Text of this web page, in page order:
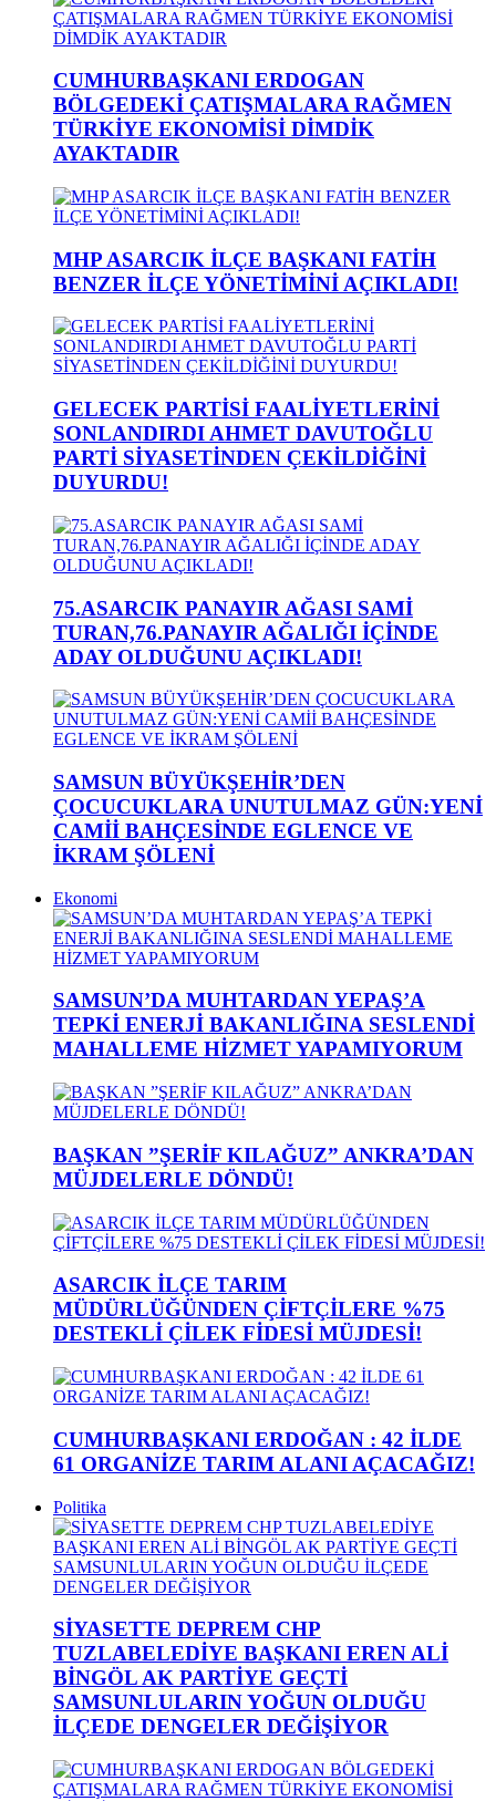
CUMHURBAŞKANI ERDOGAN
BÖLGEDEKİ ÇATIŞMALARA RAĞMEN
TÜRKİYE EKONOMİSİ DİMDİK
AYAKTADIR
MHP ASARCIK İLÇE BAŞKANI FATİH
BENZER İLÇE YÖNETİMİNİ AÇIKLADI!
GELECEK PARTİSİ FAALİYETLERİNİ
SONLANDIRDI AHMET DAVUTOĞLU
PARTİ SİYASETİNDEN ÇEKİLDİĞİNİ
DUYURDU!
75.ASARCIK PANAYIR AĞASI SAMİ
TURAN,76.PANAYIR AĞALIĞI İÇİNDE
ADAY OLDUĞUNU AÇIKLADI!
SAMSUN BÜYÜKŞEHİR’DEN
ÇOCUCUKLARA UNUTULMAZ GÜN:YENİ
CAMİİ BAHÇESİNDE EGLENCE VE
İKRAM ŞÖLENİ
Ekonomi
SAMSUN’DA MUHTARDAN YEPAŞ’A
TEPKİ ENERJİ BAKANLIĞINA SESLENDİ
MAHALLEME HİZMET YAPAMIYORUM
BAŞKAN ”ŞERİF KILAĞUZ” ANKRA’DAN
MÜJDELERLE DÖNDÜ!
ASARCIK İLÇE TARIM
MÜDÜRLÜĞÜNDEN ÇİFTÇİLERE %75
DESTEKLİ ÇİLEK FİDESİ MÜJDESİ!
CUMHURBAŞKANI ERDOĞAN : 42 İLDE
61 ORGANİZE TARIM ALANI AÇACAĞIZ!
Politika
SİYASETTE DEPREM CHP
TUZLABELEDİYE BAŞKANI EREN ALİ
BİNGÖL AK PARTİYE GEÇTİ
SAMSUNLULARIN YOĞUN OLDUĞU
İLÇEDE DENGELER DEĞİŞİYOR